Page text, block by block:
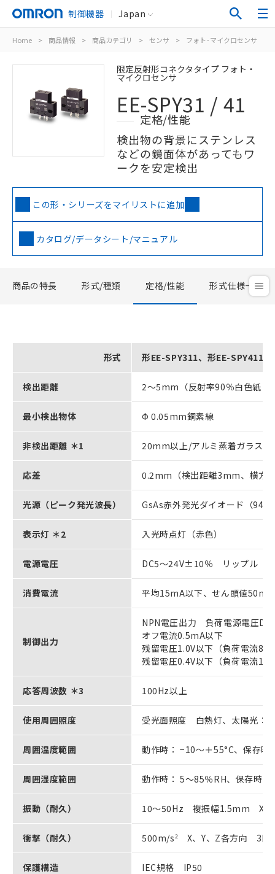
制御機器 Japan
Home > 商品情報 > 商品カテゴリ > センサ > フォト･マイクロセンサ
限定反射形コネクタタイプ フォト・
マイクロセンサ
EE-SPY31 / 41
定格/性能
検出物の背景にステンレス
などの鏡面体があってもワ
ークを安定検出
この形・シリーズをマイリストに追加
カタログ/データシート/マニュアル
商品の特長 形式/種類 定格/性能 形式仕様一覧
形式 形EE-SPY311、形EE-SPY411
検出距離 2～5mm（反射率90％白色紙
最小検出物体 Φ 0.05mm銅素線
非検出距離 ＊1 20mm以上/アルミ蒸着ガラス
応差 0.2mm（検出距離3mm、横方
光源（ピーク発光波長） GsAs赤外発光ダイオード（
表示灯 ＊2 入光時点灯（赤色）
電源電圧 DC5～24V±10％ リップル（
消費電流 平均15mA以下、せん頭値
制御出力
NPN電圧出力 負荷電源電圧
オフ電流0.5mA以下
残留電圧1.0V以下（負荷電流
残留電圧0.4V以下（負荷電流
応答周波数 ＊3 100Hz以上
使用周囲照度 受光面照度 白熱灯、太陽光：
周囲温度範囲 動作時： −10～＋55°C、保存時
周囲湿度範囲 動作時： 5～85％RH、保存時：
振動（耐久） 10～50Hz 複振幅1.5mm X
衝撃（耐久） 500m/s2 X、Y、Z各方向 3回
保護構造 IEC規格 IP50